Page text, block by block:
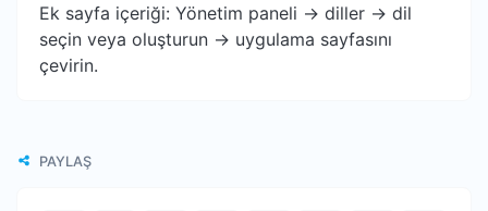
Ek sayfa içeriği: Yönetim paneli -> diller -> dil
seçin veya oluşturun -> uygulama sayfasını
çevirin.
PAYLAŞ